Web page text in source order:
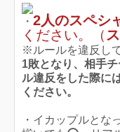
・ 2人のスペシ
ください。（
※ルールを違反し
1敗となり、相手
ル違反をした際に
ください。
・イカップルとな